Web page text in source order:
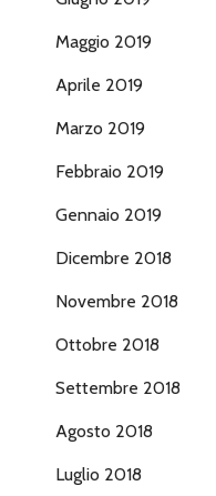
Maggio 2019
Aprile 2019
Marzo 2019
Febbraio 2019
Gennaio 2019
Dicembre 2018
Novembre 2018
Ottobre 2018
Settembre 2018
Agosto 2018
Luglio 2018